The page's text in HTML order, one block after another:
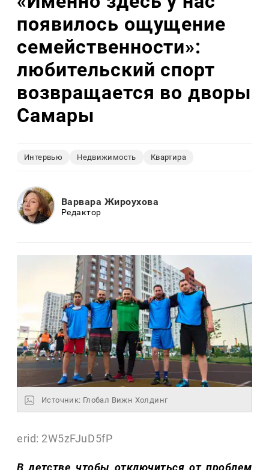
появилось ощущение
семейственности»:
любительский спорт
возвращается во дворы
Самары
Интервью Недвижимость Квартира
Варвара Жироухова
Редактор
Источник: Глобал Вижн Холдинг
erid: 2W5zFJuD5fP
В детстве чтобы отключиться от проблем